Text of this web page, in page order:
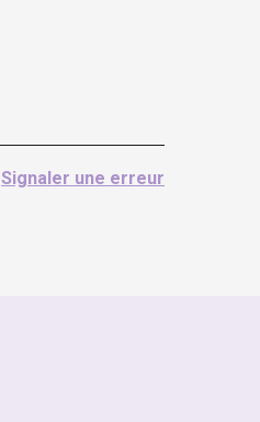
Signaler une erreur